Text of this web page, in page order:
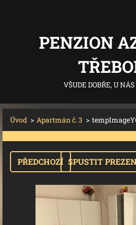
PENZION
VŠUDE DOBŘE, U
Úvod > Apartmán č. 3 >
PŘEDCHOZÍ SPUSTIT